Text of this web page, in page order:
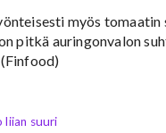
myös
pitkä auringonvalon
liian suuri